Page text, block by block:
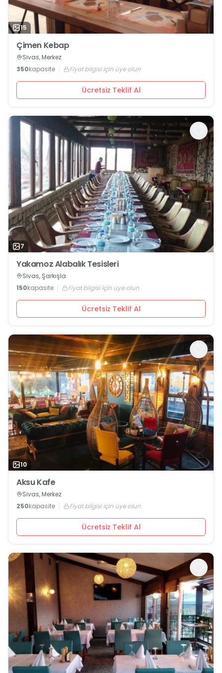
15
Çimen Kebap
Sivas, Merkez
350kapasite Fiyat bilgisi için üye olun
Ücretsiz Teklif Al
7
Yakamoz Alabalık Tesisleri
Sivas, Şarkışla
150kapasite Fiyat bilgisi için üye olun
Ücretsiz Teklif Al
10
Aksu Kafe
Sivas, Merkez
250kapasite Fiyat bilgisi için üye olun
Ücretsiz Teklif Al